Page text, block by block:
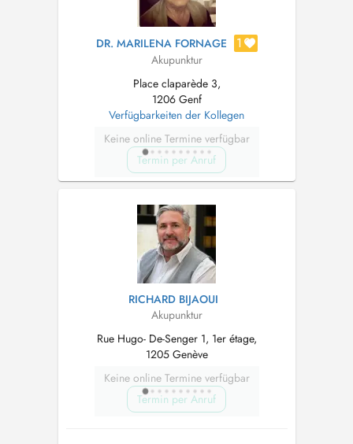
DR. MARILENA FORNAGE 1
Akupunktur
Place claparède 3,
1206 Genf
Verfügbarkeiten der Kollegen
Keine online Termine verfügbar
Termin per Anruf
RICHARD BIJAOUI
Akupunktur
Rue Hugo- De-Senger 1, 1er étage,
1205 Genève
Keine online Termine verfügbar
Termin per Anruf